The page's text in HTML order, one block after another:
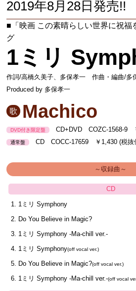
2019年8月28日発売!!
■「映画 この素晴らしい世界に祝福
グ
1ミリ
作詞/高橋久美子、多保孝一 作曲・編曲/多
Produced by 多保孝一
歌 Machico
DVD付き限定盤 CD+DVD COZC-1568-9
通常盤 CD COCC-17659 ￥1,430 (税抜
～収録曲～
CD
1ミリ Symphony
Do You Believe in Magic?
1ミリ Symphony -Ma-chill ver.-
1ミリ Symphony(off vocal ver.)
Do You Believe in Magic?(off vocal ver.)
1ミリ Symphony -Ma-chill ver.-(off vocal